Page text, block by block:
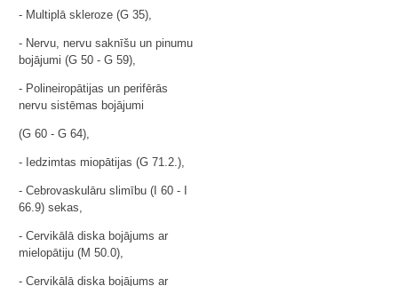
- Multiplā skleroze (G 35),
- Nervu, nervu saknīšu un pinumu
bojājumi (G 50 - G 59),
- Polineiropātijas un perifērās
nervu sistēmas bojājumi
(G 60 - G 64),
- Iedzimtas miopātijas (G 71.2.),
- Cebrovaskulāru slimību (I 60 - I
66.9) sekas,
- Cervikālā diska bojājums ar
mielopātiju (M 50.0),
- Cervikālā diska bojājums ar